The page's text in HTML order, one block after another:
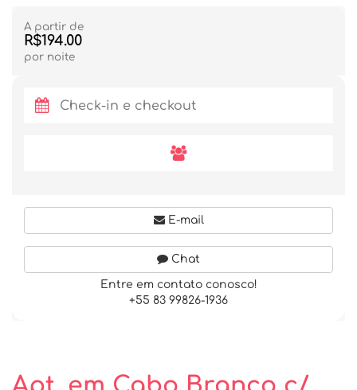
A partir de
R$194.00
por noite
E-mail
Chat
Entre em contato conosco!
+55 83 99826-1936